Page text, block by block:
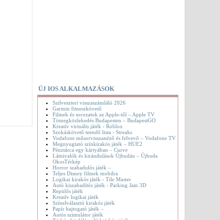
ÚJ IOS ALKALMAZÁSOK
Szilveszteri visszaszámláló 2026
Garmin fitneszkövető
Filmek és sorozatok az Apple-től – Apple TV
Tömegközlekedés Budapesten – BudapestGO
Kreatív virtuális játék - Roblox
Szokáskövető teendő lista - Streaks
Vodafone műsorvisszanéző és felvevő – Vodafone TV
Megnyugtató színkirakós játék – HUE2
Pénztárca egy kártyában – Curve
Látnivalók és kirándulások Újbudán – Újbuda
OkosTérkép
Horror szabadulós játék –
Teljes Disney filmek mobilra
Logikai kirakós játék - Tile Master
Autó kiszabadítós játék - Parking Jam 3D
Repülős játék
Kreatív logikai játék
Színelválasztó kirakós játék
Papír hajtogató játék –
Autós szimulátor játék